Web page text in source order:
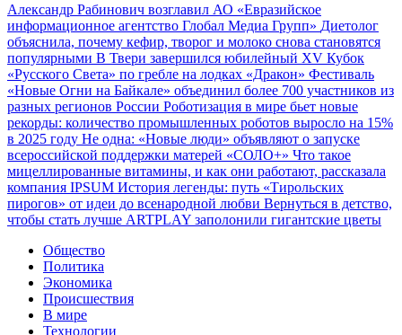
Александр Рабинович возглавил АО «Евразийское
информационное агентство Глобал Медиа Групп» Диетолог
объяснила, почему кефир, творог и молоко снова становятся
популярными В Твери завершился юбилейный XV Кубок
«Русского Света» по гребле на лодках «Дракон» Фестиваль
«Новые Огни на Байкале» объединил более 700 участников из
разных регионов России Роботизация в мире бьет новые
рекорды: количество промышленных роботов выросло на 15%
в 2025 году Не одна: «Новые люди» объявляют о запуске
всероссийской поддержки матерей «СОЛО+» Что такое
мицеллированные витамины, и как они работают, рассказала
компания IPSUM История легенды: путь «Тирольских
пирогов» от идеи до всенародной любви Вернуться в детство,
чтобы стать лучше ARTPLAY заполонили гигантские цветы
Общество
Политика
Экономика
Происшествия
В мире
Технологии